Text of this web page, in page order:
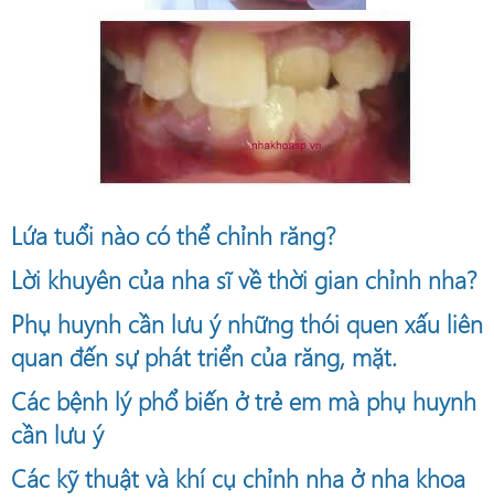
Lứa tuổi nào có thể chỉnh răng?
Lời khuyên của nha sĩ về thời gian chỉnh nha?
Phụ huynh cần lưu ý những thói quen xấu liên
quan đến sự phát triển của răng, mặt.
Các bệnh lý phổ biến ở trẻ em mà phụ huynh
cần lưu ý
Các kỹ thuật và khí cụ chỉnh nha ở nha khoa